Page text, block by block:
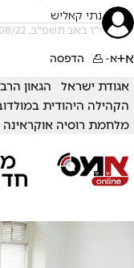
נתי קאליש
י"ז באב תשפ"ב, 14/08/22 15:08
א+א- הדפסה
אגודת ישראל
הגאון
הקהילה היהודית
מלחמת רוסיה אוקראינה